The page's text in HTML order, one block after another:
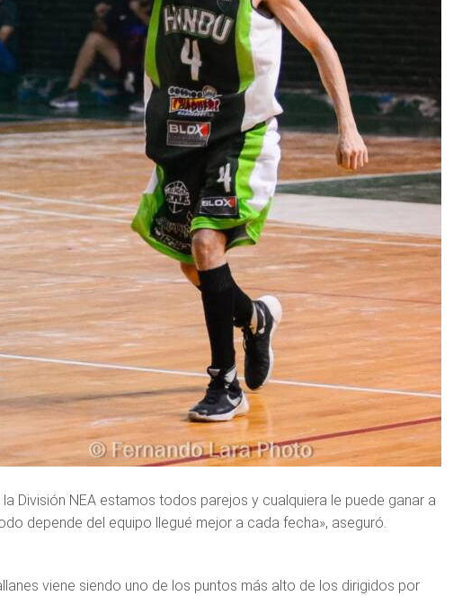
la División NEA estamos todos parejos y cualquiera le puede ganar a
depende del equipo llegué mejor a cada fecha», aseguró.
viene siendo uno de los puntos más alto de los dirigidos por